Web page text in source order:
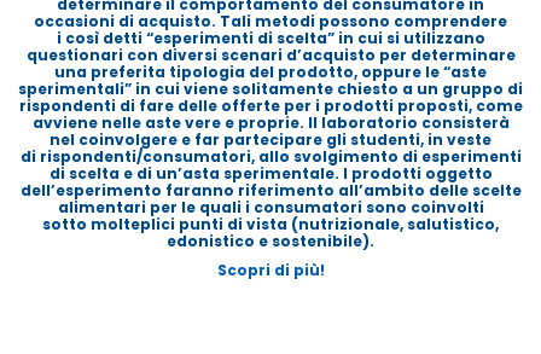
determinare il comportamento del consumatore in
occasioni di acquisto. Tali metodi possono comprendere
i così detti “esperimenti di scelta” in cui si utilizzano
questionari con diversi scenari d’acquisto per determinare
una preferita tipologia del prodotto, oppure le “aste
sperimentali” in cui viene solitamente chiesto a un gruppo di
rispondenti di fare delle offerte per i prodotti proposti, come
avviene nelle aste vere e proprie. Il laboratorio consisterà
nel coinvolgere e far partecipare gli studenti, in veste
di rispondenti/consumatori, allo svolgimento di esperimenti
di scelta e di un’asta sperimentale. I prodotti oggetto
dell’esperimento faranno riferimento all’ambito delle scelte
alimentari per le quali i consumatori sono coinvolti
sotto molteplici punti di vista (nutrizionale, salutistico,
edonistico e sostenibile).
Scopri di più!